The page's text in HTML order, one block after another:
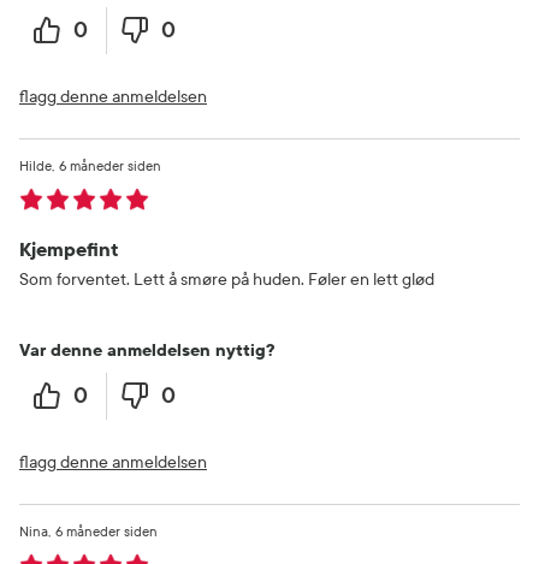
0 0
flagg denne anmeldelsen
Kjempefint
6 måneder siden
Hilde
Som forventet. Lett å smøre på huden. Føler en lett glød
Var denne anmeldelsen nyttig?
0 0
flagg denne anmeldelsen
6 måneder siden
Nina